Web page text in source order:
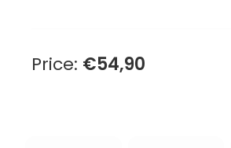
Price: €54,90